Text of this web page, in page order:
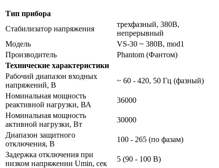
Тип прибора
Стабилизатор напряжения
трехфазный, 380В,
непрерывный
Модель
VS-30 ~ 380В, mod1
Производитель
Phantom (Фантом)
Технические характеристики
Рабочий диапазон входных
напряжений, В
~ 60 - 420, 50 Гц (фазный)
Номинальная мощность
реактивной нагрузки, ВА
36000
Номинальная мощность
активной нагрузки, Вт
30000
Диапазон защитного
отключения, В
100 - 265 (по фазам)
Задержка отключения при
низком напряжении Umin, сек
5 (90 - 100 В)